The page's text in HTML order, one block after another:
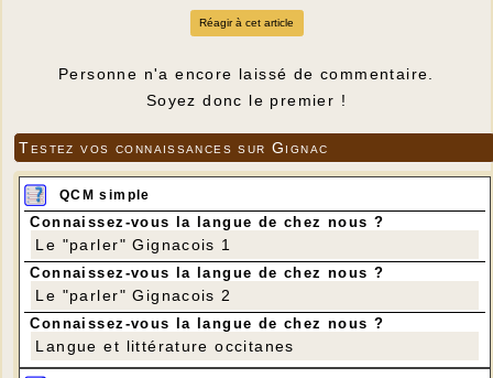
Réagir à cet article
Personne n'a encore laissé de commentaire.
Soyez donc le premier !
Testez vos connaissances sur Gignac
QCM simple
Connaissez-vous la langue de chez nous ?
Le "parler" Gignacois 1
Connaissez-vous la langue de chez nous ?
Le "parler" Gignacois 2
Connaissez-vous la langue de chez nous ?
Langue et littérature occitanes